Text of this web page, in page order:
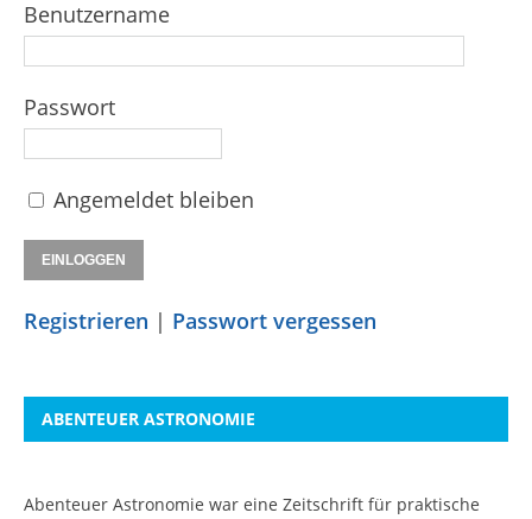
Benutzername
Passwort
Angemeldet bleiben
Registrieren | Passwort vergessen
ABENTEUER ASTRONOMIE
Abenteuer Astronomie war eine Zeitschrift für praktische